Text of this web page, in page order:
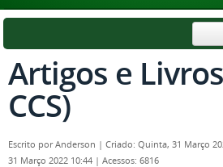
Artigos e
CCS)
Escrito porAnderson | Criado: Quinta, 31 Março
31 Março 2022 10:44 | Acessos: 6816